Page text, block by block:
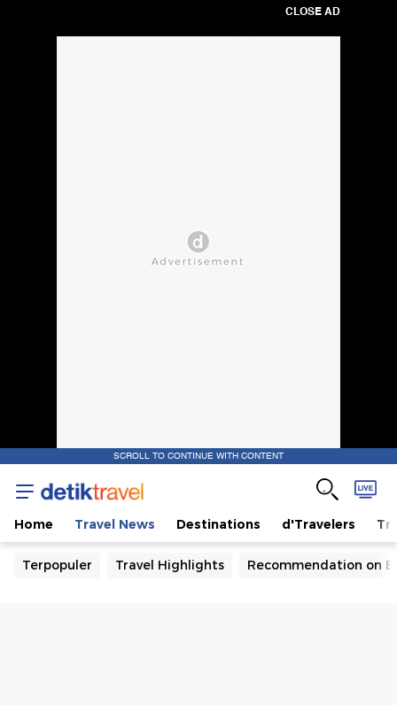
CLOSE AD
SCROLL TO CONTINUE WITH CONTENT
Home Travel News Destinations d'Travelers
Terpopuler Travel Highlights Recommendation on